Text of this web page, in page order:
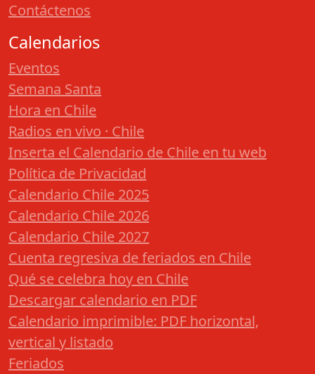
Contáctenos
Calendarios
Eventos
Semana Santa
Hora en Chile
Radios en vivo · Chile
Inserta el Calendario de Chile en tu web
Política de Privacidad
Calendario Chile 2025
Calendario Chile 2026
Calendario Chile 2027
Cuenta regresiva de feriados en Chile
Qué se celebra hoy en Chile
Descargar calendario en PDF
Calendario imprimible: PDF horizontal,
vertical y listado
Feriados